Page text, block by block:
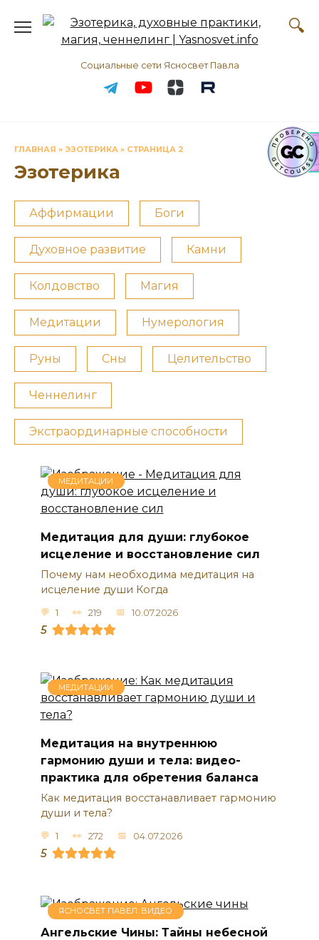
содержанию
Социальные сети Ясносвет Павла
ГЛАВНАЯ » ЭЗОТЕРИКА » СТРАНИЦА 2
Эзотерика
Аффирмации Боги
Духовное развитие Камни
Колдовство Магия
Медитации Нумерология
Руны Сны Целительство
Ченнелинг
Экстраординарные способности
МЕДИТАЦИИ
Медитация для души: глубокое
исцеление и восстановление сил
Почему нам необходима медитация на
исцеление души Когда
1 219 10.07.2026
5
МЕДИТАЦИИ
Медитация на внутреннюю
гармонию души и тела: видео-
практика для обретения баланса
Как медитация восстанавливает гармонию
души и тела?
1 272 04.07.2026
5
ЯСНОСВЕТ ПАВЕЛ: ВИДЕО
Ангельские Чины: Тайны небесной